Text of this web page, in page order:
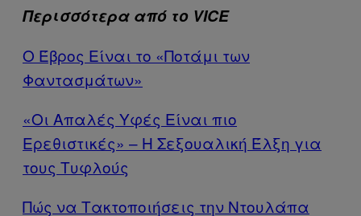
Περισσότερα από το VICE
Ο Έβρος Είναι το «Ποτάμι των
Φαντασμάτων»
«Οι Απαλές Υφές Είναι πιο
Ερεθιστικές» – Η Σεξουαλική Έλξη για
τους Τυφλούς
Πώς να Τακτοποιήσεις την Ντουλάπα